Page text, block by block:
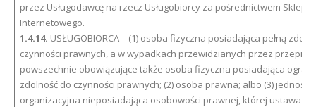
przez Usługodawcę na rzecz Usługobiorcy za pośrednictwem Sklepu
Internetowego.
1.4.14. USŁUGOBIORCA – (1) osoba fizyczna posiadająca pełną
czynności prawnych, a w wypadkach przewidzianych przez przepisy
powszechnie obowiązujące także osoba fizyczna posiadająca
zdolność do czynności prawnych; (2) osoba prawna; albo (3)
organizacyjna nieposiadająca osobowości prawnej, której ustawa